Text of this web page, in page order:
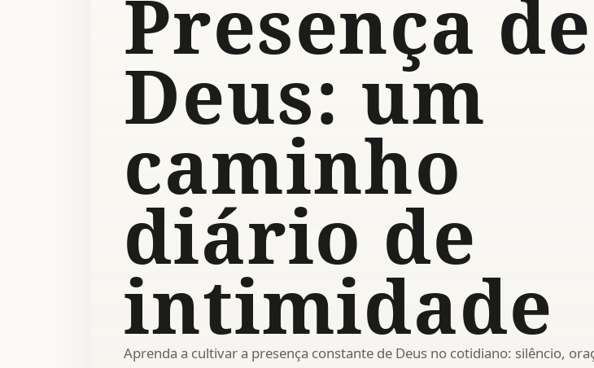
Presença de
Deus: um
caminho
diário de
intimidade
Aprenda a cultivar a presença constante de Deus no cotidiano: silêncio,